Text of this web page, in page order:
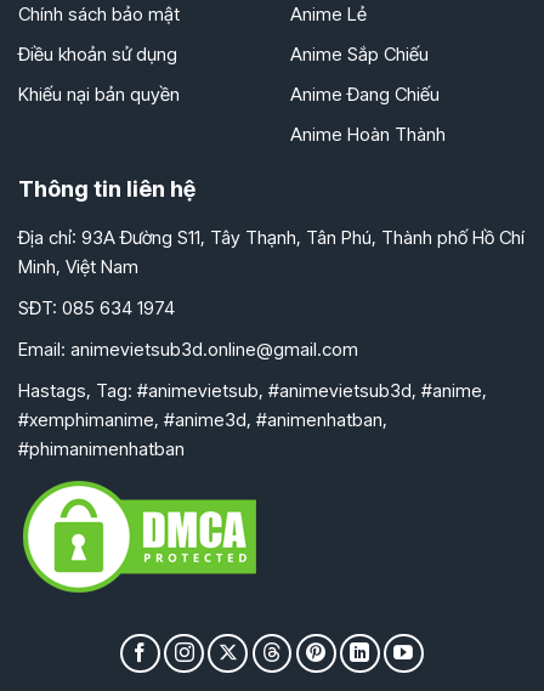
Chính sách bảo mật
Điều khoản sử dụng
Khiếu nại bản quyền
Anime Lẻ
Anime Sắp Chiếu
Anime Đang Chiếu
Anime Hoàn Thành
Thông tin liên hệ
Địa chỉ: 93A Đường S11, Tây Thạnh, Tân Phú, Thành phố Hồ Chí
Minh, Việt Nam
SĐT: 085 634 1974
Email: animevietsub3d.online@gmail.com
Hastags, Tag: #animevietsub, #animevietsub3d, #anime,
#xemphimanime, #anime3d, #animenhatban,
#phimanimenhatban